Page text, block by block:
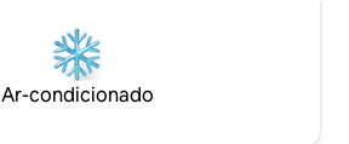
Ar-condicionado